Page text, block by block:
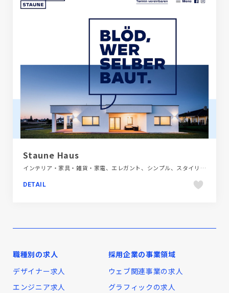
Staune Haus
インテリア・家具・雑貨・家電、エレガント、シンプル、スタイリッシュ、ナチュラル、ブランド・サービスサイト、ブルー系、ホワイト系、大きめ写真、建設・住宅・不動産、海外サイト
DETAIL
職種別の求人
デザイナー求人
エンジニア求人
採用企業の事業領域
ウェブ関連事業の求人
グラフィックの求人